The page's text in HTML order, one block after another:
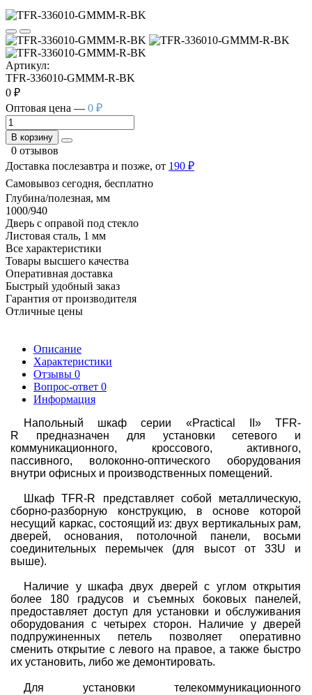
Артикул:
TFR-336010-GMMM-R-BK
0 ₽
Оптовая цена — 0 ₽
В корзину
0 отзывов
Доставка послезавтра и позже, от 190 ₽
Самовывоз сегодня, бесплатно
Глубина/полезная, мм
1000/940
Дверь с оправой под стекло
Листовая сталь, 1 мм
Все характеристики
Товары высшего качества
Оперативная доставка
Быстрый удобный заказ
Гарантия от производителя
Отличные цены
Описание
Характеристики
Отзывы 0
Вопрос-ответ 0
Информация
Напольный шкаф серии «Practical II »TFR-
R предназначен для установки сетевого и
коммуникационного, кроссового, активного,
пассивного, волоконно-оптического оборудования
внутри офисных и производственных помещений.
ШкафTFR-R представляет собой металлическую,
сборно-разборную конструкцию, в основе которой
несущий каркас, состоящий из: двух вертикальных рам,
дверей, основания, потолочной панели, восьми
соединительных перемычек (для высот от 33U и
выше).
Наличие у шкафа двух дверей с углом открытия
более 180 градусов и съемных боковых панелей,
предоставляет доступ для установки и обслуживания
оборудования с четырех сторон. Наличие у дверей
подпружиненных петель позволяет оперативно
сменить открытие с левого на правое, а также быстро
их установить, либо же демонтировать.
Для установки телекоммуникационного